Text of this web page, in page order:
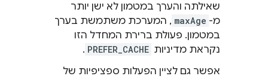
שאילתה והערך במטמון לא ישן יותר
מ- maxAge , המערכת משתמשת בערך
במטמון. פעולת ברירת המחדל הזו
נקראת מדיניות PREFER_CACHE
.
אפשר גם לציין הפעלות ספציפיות של